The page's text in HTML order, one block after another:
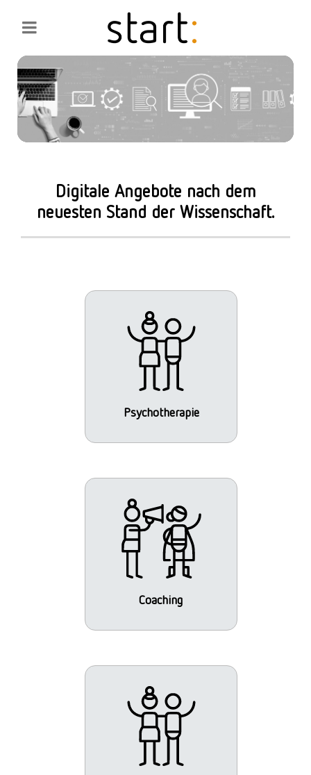
Digitale Angebote nach dem
neuesten Stand der Wissenschaft.
Psychotherapie
Coaching